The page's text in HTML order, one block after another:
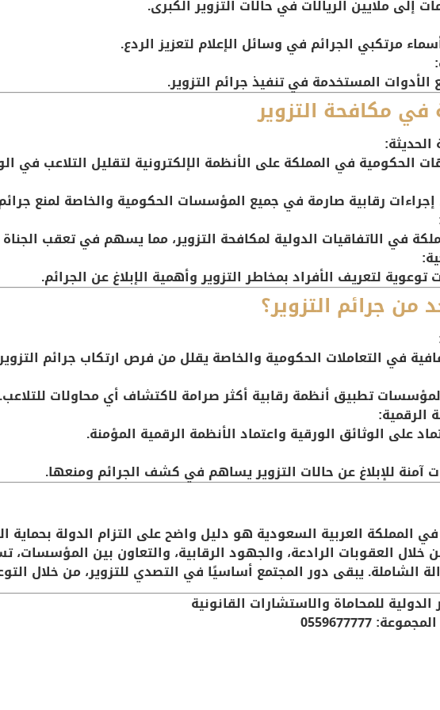
إلى ملايين الريالات في حالات التزوير الكبرى.
مرتكبي الجرائم في وسائل الإعلام لتعزيز الردع.
الأدوات المستخدمة في تنفيذ جرائم التزوير.
مكافحة التزوير
الحديثة:
الحكومية في المملكة على الأنظمة الإلكترونية لتقليل التلاعب في
رقابية صارمة في جميع المؤسسات الحكومية والخاصة لمنع جرائم
في الاتفاقيات الدولية لمكافحة التزوير، مما يسهم في تعقب الجناة
لتعريف الأفراد بمخاطر التزوير وأهمية الإبلاغ عن الجرائم.
جرائم التزوير؟
في التعاملات الحكومية والخاصة يقلل من فرص ارتكاب جرائم
تطبيق أنظمة رقابية أكثر صرامة لاكتشاف أي محاولات للتلاعب.
الرقمية:
على الوثائق الورقية واعتماد الأنظمة الرقمية المؤمنة.
آمنة للإبلاغ عن حالات التزوير يساهم في كشف الجرائم ومنعها.
المملكة العربية السعودية هو دليل واضح على التزام الدولة بحماية
من خلال العقوبات الرادعة، والجهود الرقابية، والتعاون بين
الشاملة. يبقى دور المجتمع أساسيًا في التصدي للتزوير، من خلال
للمحاماة والاستشارات القانونية
0559677777